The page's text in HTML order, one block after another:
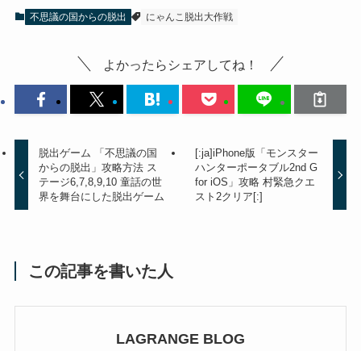
不思議の国からの脱出 にゃんこ脱出大作戦
よかったらシェアしてね！
脱出ゲーム 「不思議の国
からの脱出」攻略方法 ス
テージ6,7,8,9,10 童話の世
界を舞台にした脱出ゲーム
[:ja]iPhone版「モンスター
ハンターポータブル2nd G
for iOS」攻略 村緊急クエ
スト2クリア[:]
この記事を書いた人
LAGRANGE BLOG